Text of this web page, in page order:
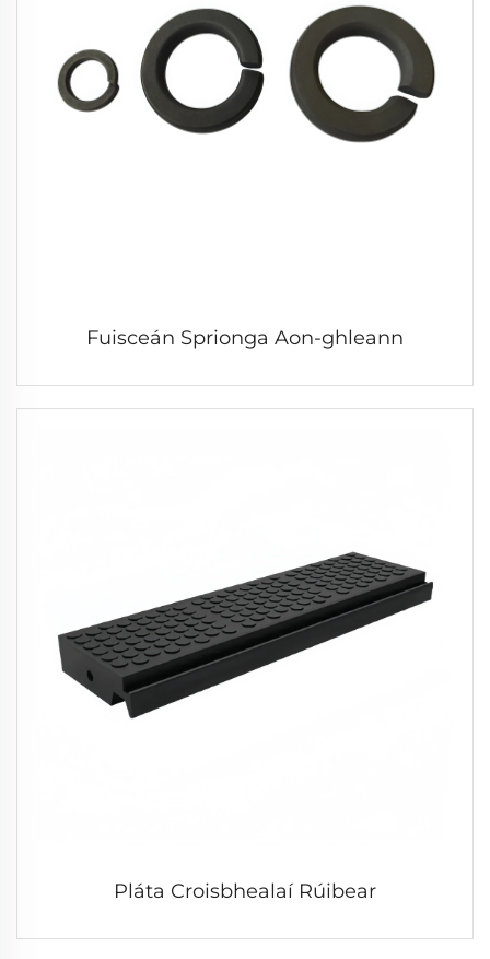
Fuisceán Sprionga Aon-ghleann
Pláta Croisbhealaí Rúibear